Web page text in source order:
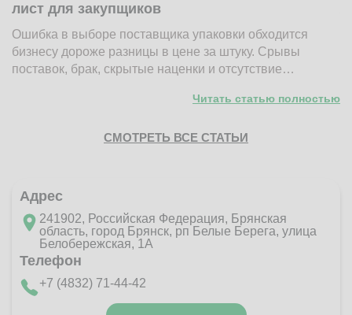
лист для закупщиков
Ошибка в выборе поставщика упаковки обходится
бизнесу дороже разницы в цене за штуку. Срывы
поставок, брак, скрытые наценки и отсутствие…
Читать статью полностью
СМОТРЕТЬ ВСЕ СТАТЬИ
Адрес
241902, Российская Федерация, Брянская
область, город Брянск, рп Белые Берега, улица
Белобережская, 1А
Телефон
+7 (4832) 71-44-42